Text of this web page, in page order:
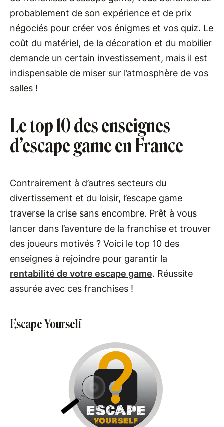
probablement de son expérience et de prix
négociés pour créer vos énigmes et vos quiz. Le
coût du matériel, de la décoration et du mobilier
demande un certain investissement, mais il est
indispensable de miser sur l’atmosphère de vos
salles !
Le top 10 des enseignes
d’escape game en France
Contrairement à d’autres secteurs du
divertissement et du loisir, l’escape game
traverse la crise sans encombre. Prêt à vous
lancer dans l’aventure de la franchise et trouver
des joueurs motivés ? Voici le top 10 des
enseignes à rejoindre pour garantir la
rentabilité de votre escape game. Réussite
assurée avec ces franchises !
Escape Yourself